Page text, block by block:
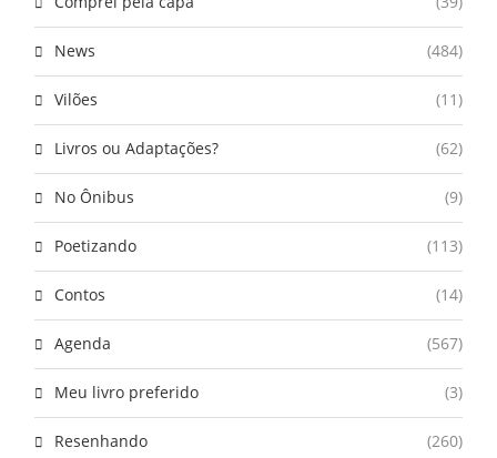
News (484)
Vilões (11)
Livros ou Adaptações? (62)
No Ônibus (9)
Poetizando (113)
Contos (14)
Agenda (567)
Meu livro preferido (3)
Resenhando (260)